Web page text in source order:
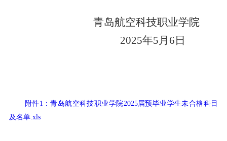
青岛航空科技职业学院
2025年5 月 6 日
附件1：青岛航空科技职业学院2025届预毕业学生未合格科目
及名单.xls